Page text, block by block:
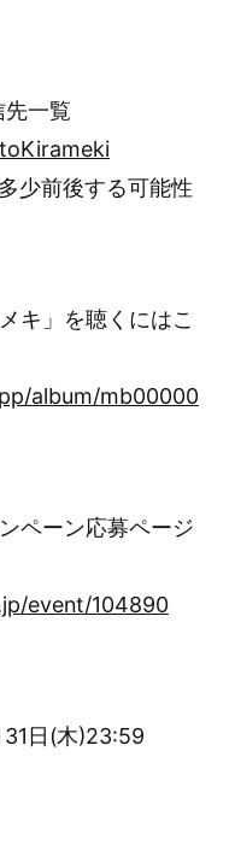
一覧
少前後する可能性
キ」を聴くにはこ
album/mb00000
ペーン応募ページ
event/104890
日(木)23:59